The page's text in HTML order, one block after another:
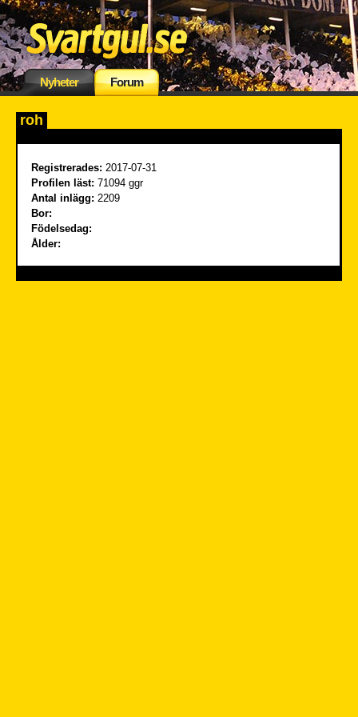
Nyheter Forum
roh
Registrerades: 2017-07-31
Profilen läst: 71094 ggr
Antal inlägg: 2209
Bor:
Födelsedag:
Ålder: